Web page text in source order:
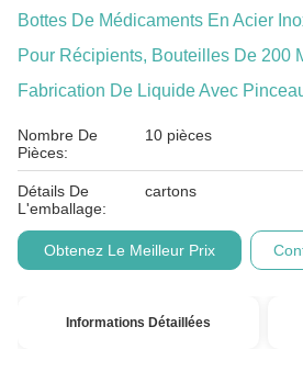
Bottes De Médicaments En Acier
Pour Récipients, Bouteilles De 200
Fabrication De Liquide Avec
Nombre De
Pièces:
10 pièces
Détails De
L'emballage:
cartons
Obtenez Le Meilleur Prix
Informations Détaillées